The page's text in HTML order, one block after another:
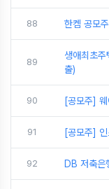
88 한켐 공모
89
생애최초
출)
90 [공모주]
91 [공모주]
92 DB 저축은